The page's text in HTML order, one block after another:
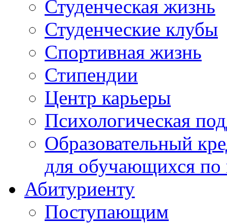
Студенческая жизнь
Студенческие клубы
Спортивная жизнь
Стипендии
Центр карьеры
Психологическая
Образовательный
для обучающихся
Абитуриенту
Поступающим